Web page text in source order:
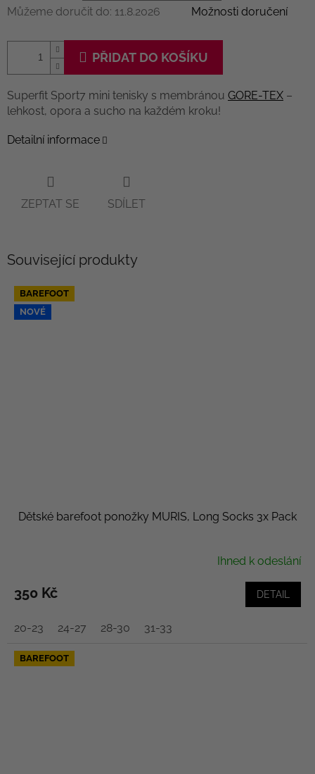
Můžeme doručit do: 11.8.2026 Možnosti doručení
PŘIDAT DO KOŠÍKU
Superfit Sport7 mini tenisky s membránou GORE-TEX –
lehkost, opora a sucho na každém kroku!
Detailní informace
ZEPTAT SE SDÍLET
Související produkty
BAREFOOT
NOVÉ
Dětské barefoot ponožky MURIS, Long Socks 3x Pack
Ihned k odeslání
350 Kč DETAIL
20-23 24-27 28-30 31-33
BAREFOOT